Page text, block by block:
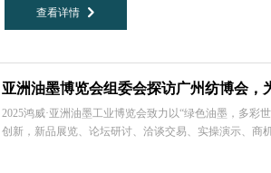
亚洲油墨博览会组委会探访广州纺博会，
2025鸿威·亚洲油墨工业博览会致力以“绿色油墨，多彩
创新，新品展览、论坛研讨、洽谈交易、实操演示、商
查看详情 낑